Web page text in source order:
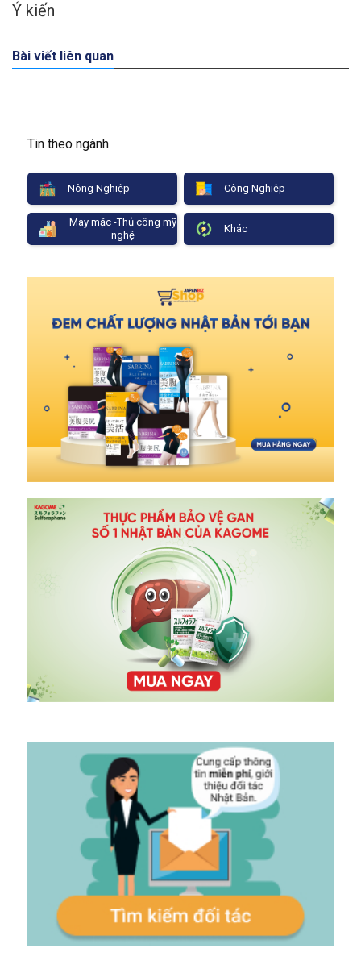
Ý kiến
Bài viết liên quan
Tin theo ngành
Nông Nghiệp Công Nghiệp
May mặc -Thủ công mỹ
nghệ
Khác